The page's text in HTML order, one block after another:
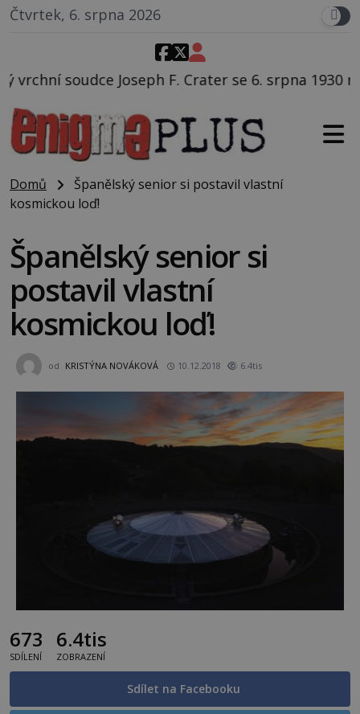
Čtvrtek, 6. srpna 2026
Crater se 6. srpna 1930 navečeří ve své
Domů
Španělský senior si postavil vlastní
kosmickou loď!
Španělský senior si
postavil vlastní
kosmickou loď!
od KRISTÝNA NOVÁKOVÁ 10.12.2018 6.4tis
673
SDÍLENÍ
6.4tis
ZOBRAZENÍ
Sdílet na Facebooku